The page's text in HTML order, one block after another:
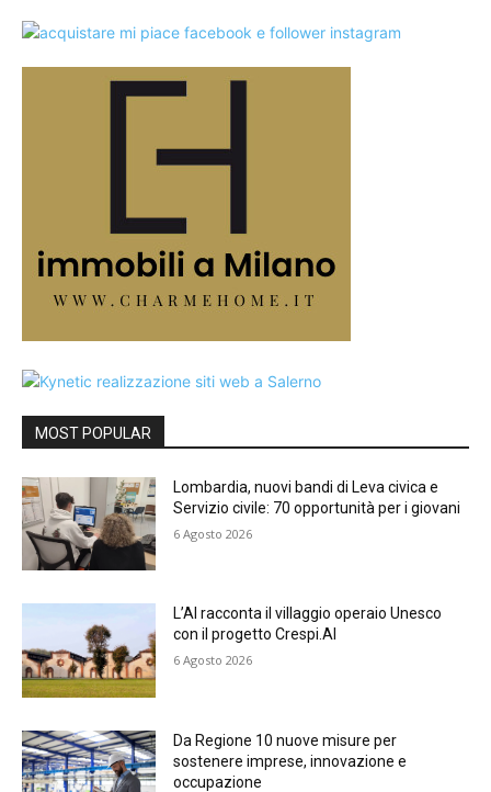
MOST POPULAR
Lombardia, nuovi bandi di Leva civica e
Servizio civile: 70 opportunità per i giovani
6 Agosto 2026
L’AI racconta il villaggio operaio Unesco
con il progetto Crespi.AI
6 Agosto 2026
Da Regione 10 nuove misure per
sostenere imprese, innovazione e
occupazione